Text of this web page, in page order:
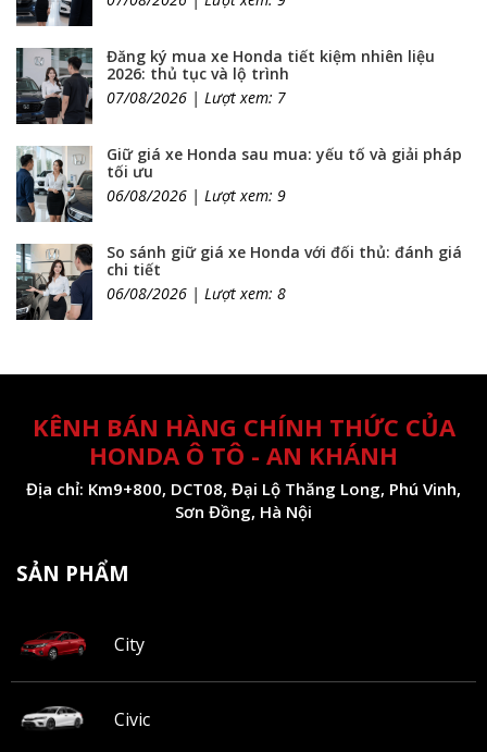
Đăng ký mua xe Honda tiết kiệm nhiên liệu
2026: thủ tục và lộ trình
07/08/2026 | Lượt xem: 7
Giữ giá xe Honda sau mua: yếu tố và giải pháp
tối ưu
06/08/2026 | Lượt xem: 9
So sánh giữ giá xe Honda với đối thủ: đánh giá
chi tiết
06/08/2026 | Lượt xem: 8
KÊNH BÁN HÀNG CHÍNH THỨC CỦA
HONDA Ô TÔ - AN KHÁNH
Địa chỉ: Km9+800, DCT08, Đại Lộ Thăng Long, Phú Vinh,
Sơn Đồng, Hà Nội
SẢN PHẨM
City
Civic